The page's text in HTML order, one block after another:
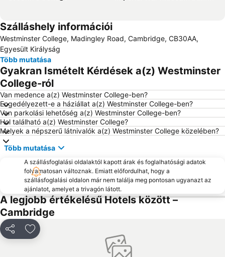
Szálláshely információi
Westminster College, Madingley Road, Cambridge, CB30AA,
Egyesült Királyság
Több mutatása
Gyakran Ismételt Kérdések a(z) Westminster
College-ról
Van medence a(z) Westminster College-ben?
Engedélyezett-e a háziállat a(z) Westminster College-ben?
Van parkolási lehetőség a(z) Westminster College-ben?
Hol található a(z) Westminster College?
Melyek a népszerű látnivalók a(z) Westminster College közelében?
Több mutatása
A szállásfoglalási oldalaktól kapott árak és foglalhatósági adatok
folyamatosan változnak. Emiatt előfordulhat, hogy a
szállásfoglalási oldalon már nem találja meg pontosan ugyanazt az
ajánlatot, amelyet a trivagón látott.
A legjobb értékelésű Hotels között –
Cambridge
MegosztásHozzáadás a kedvencekhez